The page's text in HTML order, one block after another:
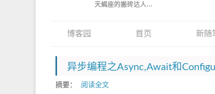
天蝎座的搬砖达人...
博客园 首页 新随
异步编程之Async,Await和
摘要： 阅读全文